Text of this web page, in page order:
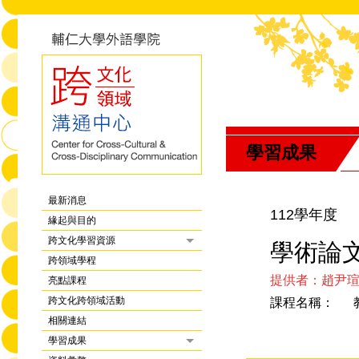
最新消息
緣起與目的
跨文化學習資源
跨領域學程
亮點課程
跨文化跨領域活動
相關連結
學習成果
學習成果
112學年度
學術論
提供者：趙尹瑄
課程名稱：